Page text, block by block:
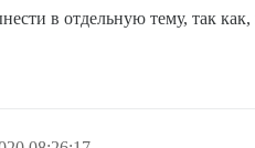
в отдельную тему, так